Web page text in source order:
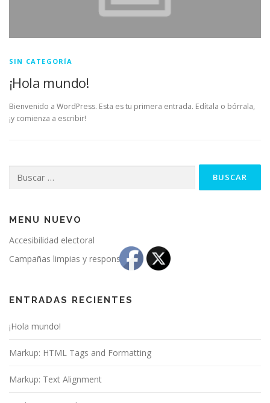
SIN CATEGORÍA
¡Hola mundo!
Bienvenido a WordPress. Esta es tu primera entrada. Edítala o bórrala,
¡y comienza a escribir!
MENU NUEVO
Accesibilidad electoral
Campañas limpias y responsables
ENTRADAS RECIENTES
¡Hola mundo!
Markup: HTML Tags and Formatting
Markup: Text Alignment